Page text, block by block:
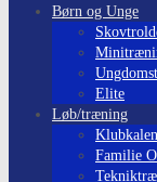
Børn og Unge
Elite
Løb/træning
Familie